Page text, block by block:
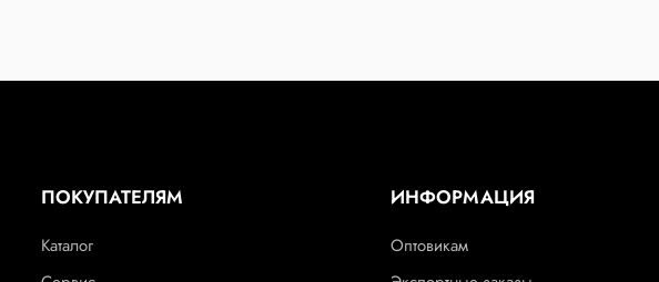
ПОКУПАТЕЛЯМ
Каталог
ИНФОРМАЦИЯ
Оптовикам